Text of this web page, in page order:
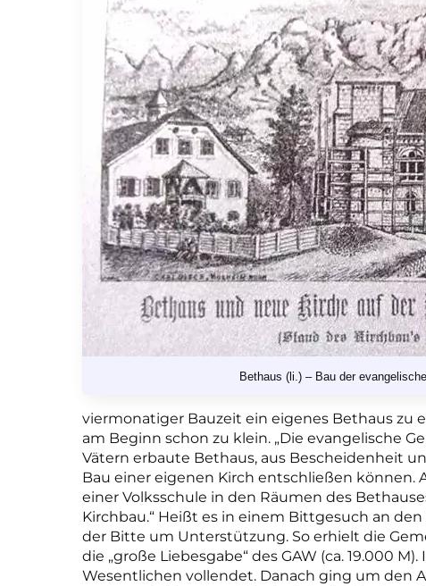
Bethaus (li.) – Bau der
viermonatiger Bauzeit ein eigenes Bethaus zu
am Beginn schon zu klein. „Die evangelische
Vätern erbaute Bethaus, aus Bescheidenheit
Bau einer eigenen Kirch entschließen
einer Volksschule in den Räumen des
Kirchbau.“ Heißt es in einem Bittgesuch an
der Bitte um Unterstützung. So erhielt die
die „große Liebesgabe“ des GAW (ca. 19.000
Wesentlichen vollendet. Danach ging um den